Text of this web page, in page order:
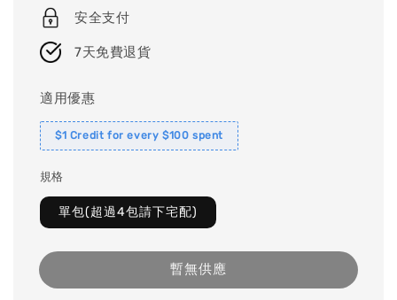
安全支付
7天免費退貨
適用優惠
$1 Credit for every $100 spent
規格
單包(超過4包請下宅配)
暫無供應